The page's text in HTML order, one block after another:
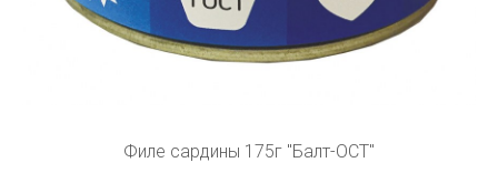
Филе сардины 175г "Балт-ОСТ"